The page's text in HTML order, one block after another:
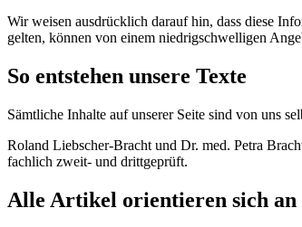
Wir weisen ausdrücklich darauf hin, dass diese
gelten, können von einem niedrigschwelligen
So entstehen unsere Texte
Sämtliche Inhalte auf unserer Seite sind von uns
Roland Liebscher-Bracht und Dr. med. Petra
fachlich zweit- und drittgeprüft.
Alle Artikel orientieren sich an